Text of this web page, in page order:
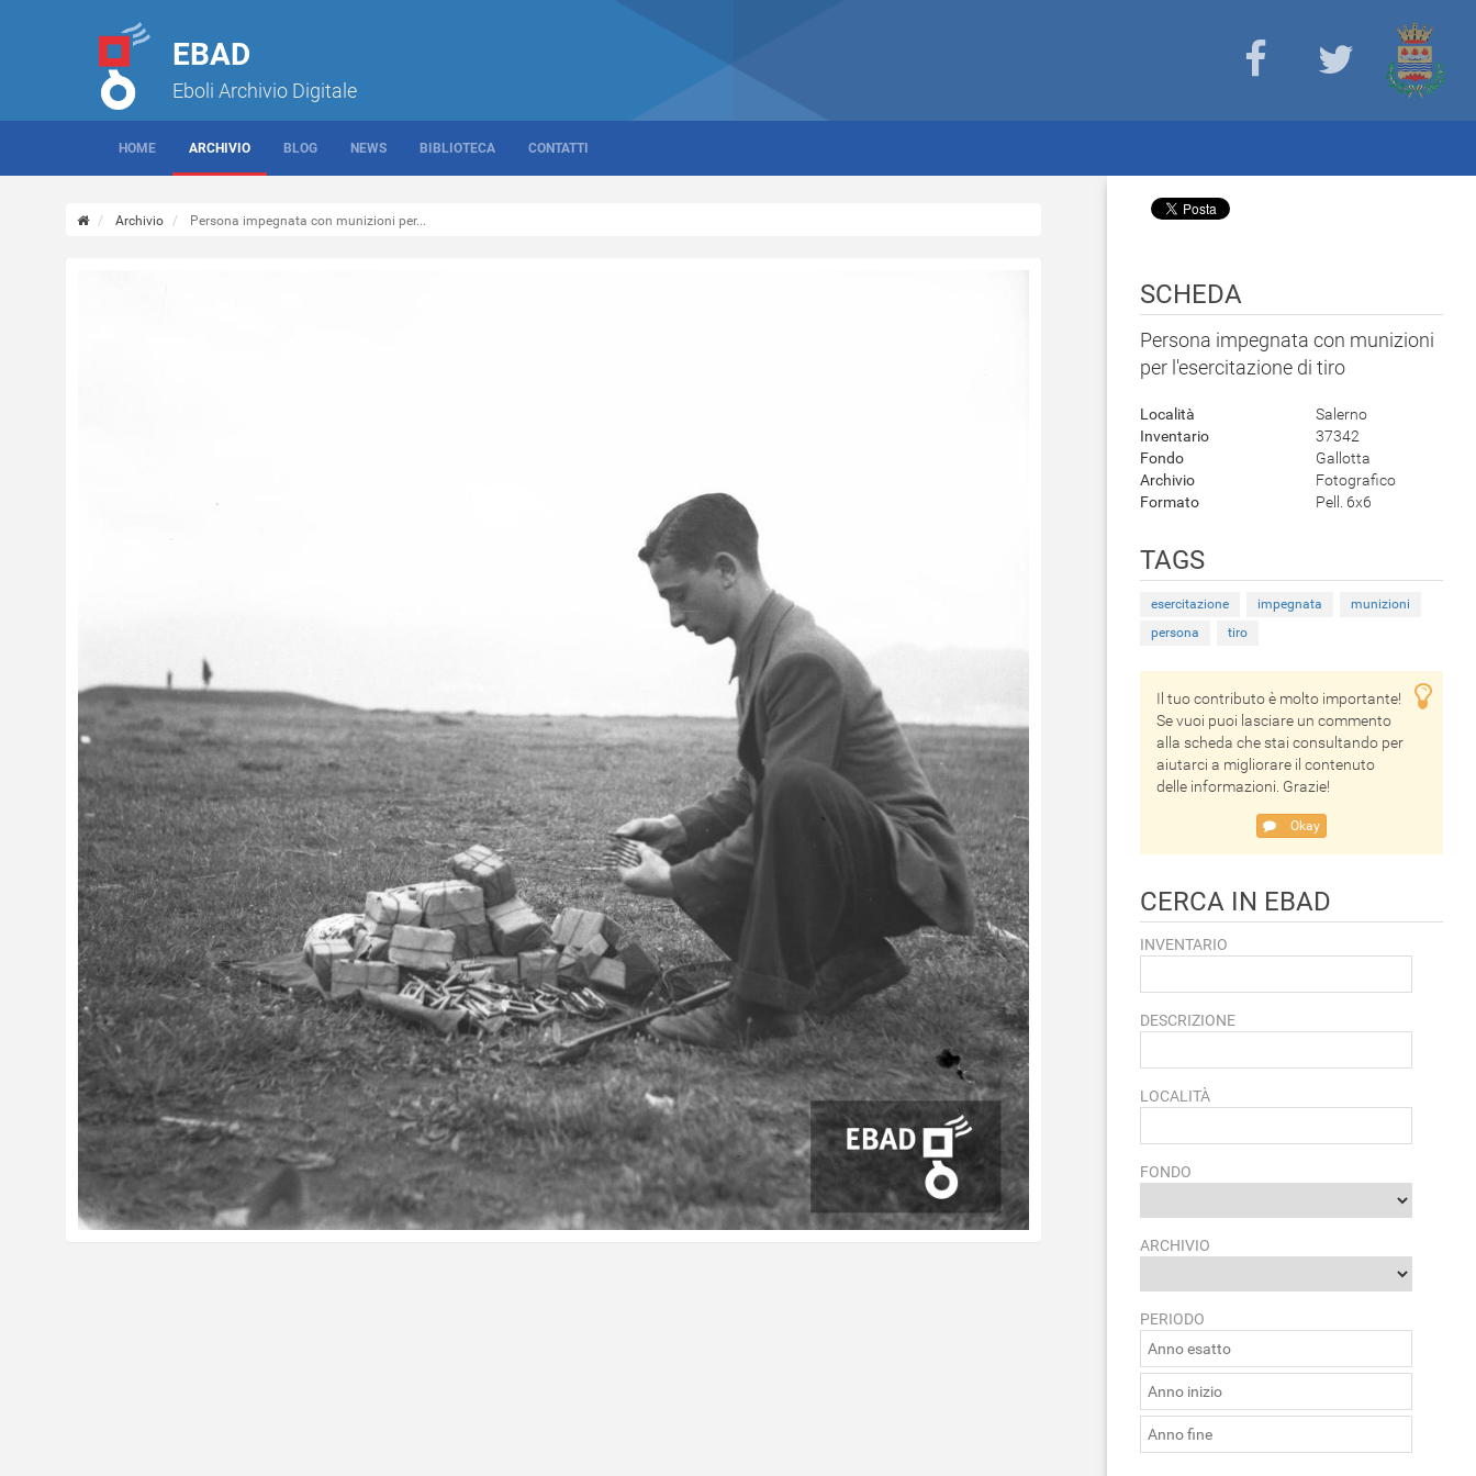
EBAD
Eboli Archivio Digitale
HOME ARCHIVIO BLOG NEWS BIBLIOTECA CONTATTI
Archivio Persona impegnata con munizioni per...
SCHEDA
Persona impegnata con munizioni
per l'esercitazione di tiro
Località
Salerno
Inventario
37342
Fondo
Gallotta
Archivio
Fotografico
Formato
Pell. 6x6
TAGS
esercitazione impegnata
munizioni
persona
tiro
Il tuo contributo è molto importante!
Se vuoi puoi lasciare un commento
alla scheda che stai consultando per
aiutarci a migliorare il contenuto
delle informazioni. Grazie!
Okay
CERCA IN EBAD
INVENTARIO
DESCRIZIONE
LOCALITÀ
FONDO
ARCHIVIO
PERIODO